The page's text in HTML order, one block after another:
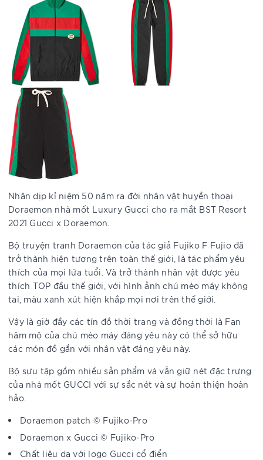
Nhân dịp kỉ niệm 50 năm ra đời nhân vật huyền thoại
Doraemon nhà mốt Luxury Gucci cho ra mắt BST Resort
2021 Gucci x Doraemon.
Bộ truyện tranh Doraemon của tác giả Fujiko F Fujio đã
trở thành hiện tượng trên toàn thế giới, là tác phẩm yêu
thích của mọi lứa tuổi. Và trở thành nhân vật được yêu
thích TOP đầu thế giới, với hình ảnh chú mèo máy không
tai, màu xanh xút hiện khắp mọi nơi trên thế giới.
Vậy là giờ đầy các tín đồ thời trang và đồng thời là Fan
hâm mộ của chú mèo máy đáng yêu này có thể sở hữu
các món đồ gắn với nhân vật đáng yêu này.
Bộ sưu tập gồm nhiều sản phẩm và vẫn giữ nét đặc trưng
của nhà mốt GUCCI với sự sắc nét và sự hoàn thiện hoàn
hảo.
Doraemon patch © Fujiko-Pro
Doraemon x Gucci © Fujiko-Pro
Chất liệu da với logo Gucci cổ điển